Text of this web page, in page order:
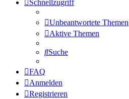
Schnellzugriff
Unbeantwortete Themen
Aktive Themen
Suche
FAQ
Anmelden
Registrieren